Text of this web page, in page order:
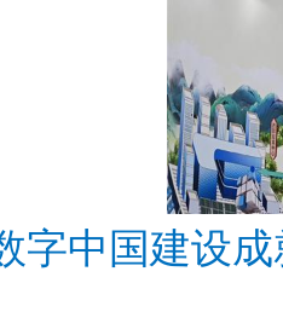
字中国建设